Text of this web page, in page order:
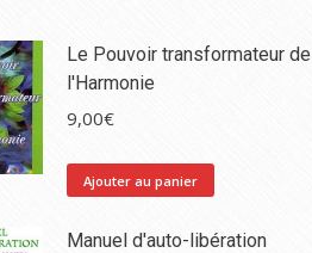
Le Pouvoir transformateur de
l'Harmonie
9,00€
Ajouter au panier
Manuel d'auto-libération